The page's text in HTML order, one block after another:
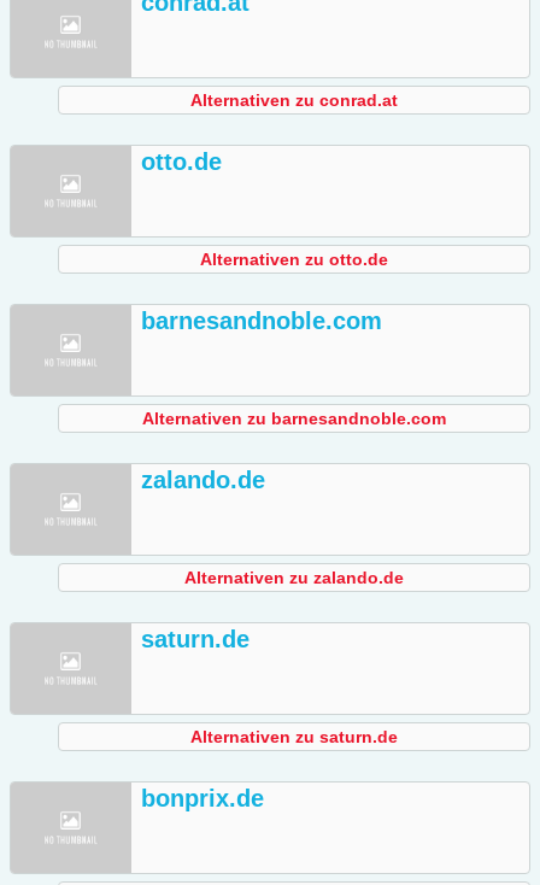
Alternativen zu conrad.at
otto.de
Alternativen zu otto.de
barnesandnoble.com
Alternativen zu barnesandnoble.com
zalando.de
Alternativen zu zalando.de
saturn.de
Alternativen zu saturn.de
bonprix.de